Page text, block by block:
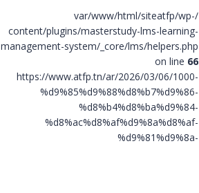
/var/www/html/siteatfp/wp-
content/plugins/masterstudy-lms-learning-
management-system/_core/lms/helpers.php
on line 66
https://www.atfp.tn/ar/2026/03/06/1000-
%d9%85%d9%88%d8%b7%d9%86-
%d8%b4%d8%ba%d9%84-
%d8%ac%d8%af%d9%8a%d8%af-
%d9%81%d9%8a-